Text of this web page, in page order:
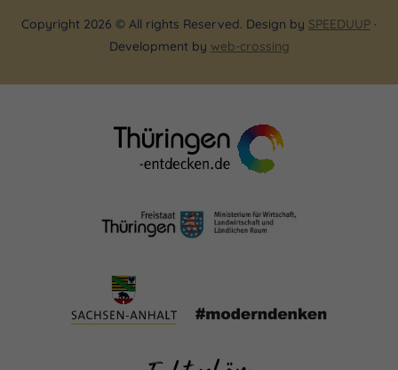
Copyright 2026 © All rights Reserved. Design by SPEEDUUP ·
Development by web-crossing